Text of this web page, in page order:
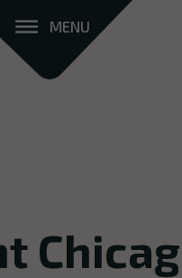
MENU